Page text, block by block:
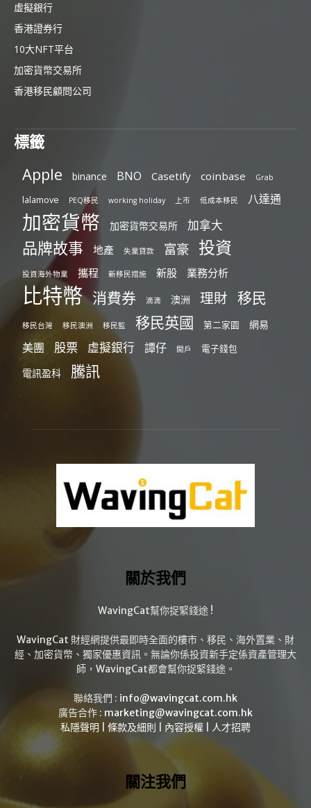
虛擬銀行
香港證券行
10大NFT平台
加密貨幣交易所
香港移民顧問公司
標籤
Apple binance BNO Casetify coinbase Grab
lalamove PEQ移民 working holiday 上市 低成本移民 八達通
加密貨幣 加密貨幣交易所 加拿大
品牌故事 地產 失業貸款 富豪 投資
投資海外物業 攜程 新移民措施 新股 業務分析
比特幣 消費券 滴滴 澳洲 理財 移民
移民台灣 移民澳洲 移民監 移民英國 第二家園 網易
美團 股票 虛擬銀行 譚仔 開戶 電子錢包
電訊盈科 騰訊
關於我們
WavingCat幫你捉緊錢途 !
WavingCat 財經網提供最即時全面的樓市、移民、海外置業、財
經、加密貨幣、獨家優惠資訊。無論你係投資新手定係資產管理大
師，WavingCat都會幫你捉緊錢途。
聯絡我們 : info@wavingcat.com.hk
廣告合作 : marketing@wavingcat.com.hk
私隱聲明
條款及細則 內容授權 人才招聘
關注我們